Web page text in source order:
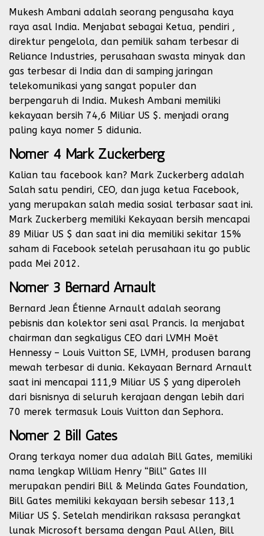
Mukesh Ambani adalah seorang pengusaha kaya
raya asal India. Menjabat sebagai Ketua, pendiri ,
direktur pengelola, dan pemilik saham terbesar di
Reliance Industries, perusahaan swasta minyak dan
gas terbesar di India dan di samping jaringan
telekomunikasi yang sangat populer dan
berpengaruh di India. Mukesh Ambani memiliki
kekayaan bersih 74,6 Miliar US $. menjadi orang
paling kaya nomer 5 didunia.
Nomer 4 Mark Zuckerberg
Kalian tau facebook kan? Mark Zuckerberg adalah
Salah satu pendiri, CEO, dan juga ketua Facebook,
yang merupakan salah media sosial terbasar saat ini.
Mark Zuckerberg memiliki Kekayaan bersih mencapai
89 Miliar US $ dan saat ini dia memiliki sekitar 15%
saham di Facebook setelah perusahaan itu go public
pada Mei 2012.
Nomer 3 Bernard Arnault
Bernard Jean Étienne Arnault adalah seorang
pebisnis dan kolektor seni asal Prancis. Ia menjabat
chairman dan segkaligus CEO dari LVMH Moët
Hennessy – Louis Vuitton SE, LVMH, produsen barang
mewah terbesar di dunia. Kekayaan Bernard Arnault
saat ini mencapai 111,9 Miliar US $ yang diperoleh
dari bisnisnya di seluruh kerajaan dengan lebih dari
70 merek termasuk Louis Vuitton dan Sephora.
Nomer 2 Bill Gates
Orang terkaya nomer dua adalah Bill Gates, memiliki
nama lengkap William Henry “Bill” Gates III
merupakan pendiri Bill & Melinda Gates Foundation,
Bill Gates memiliki kekayaan bersih sebesar 113,1
Miliar US $. Setelah mendirikan raksasa perangkat
lunak Microsoft bersama dengan Paul Allen, Bill